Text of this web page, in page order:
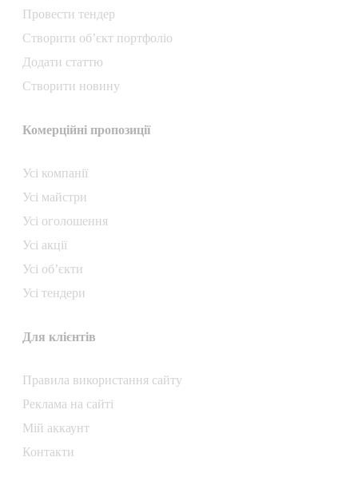
Провести тендер
Створити об’єкт портфоліо
Додати статтю
Створити новину
Комерційні пропозиції
Усі компанії
Усі майстри
Усі оголошення
Усі акції
Усі об’єкти
Усі тендери
Для клієнтів
Правила використання сайту
Реклама на сайті
Мій аккаунт
Контакти